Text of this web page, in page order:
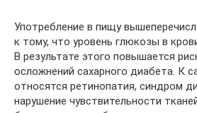
Употребление в пищу
к тому, что уровень глюкозы в
В результате этого повышается
осложнений сахарного диабета. К
относятся ретинопатия, синдром
нарушение чувствительности